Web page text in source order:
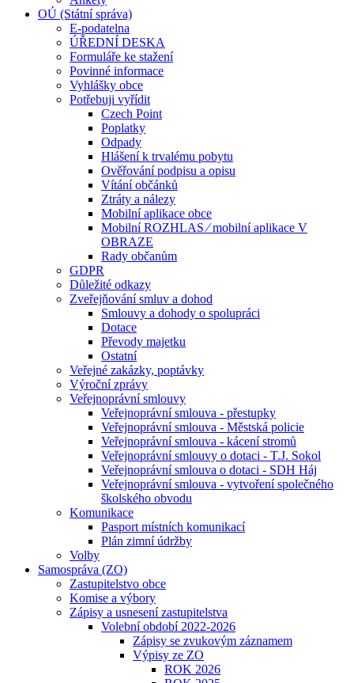
OÚ (Státní správa)
E-podatelna
ÚŘEDNÍ DESKA
Formuláře ke stažení
Povinné informace
Vyhlášky obce
Potřebuji vyřídit
Czech Point
Poplatky
Odpady
Hlášení k trvalému pobytu
Ověřování podpisu a opisu
Vítání občánků
Ztráty a nálezy
Mobilní aplikace obce
Mobilní ROZHLAS ⁄ mobilní aplikace V
OBRAZE
Rady občanům
GDPR
Důležité odkazy
Zveřejňování smluv a dohod
Smlouvy a dohody o spolupráci
Dotace
Převody majetku
Ostatní
Veřejné zakázky, poptávky
Výroční zprávy
Veřejnoprávní smlouvy
Veřejnoprávní smlouva - přestupky
Veřejnoprávní smlouva - Městská policie
Veřejnoprávní smlouva - kácení stromů
Veřejnoprávní smlouvy o dotaci - T.J. Sokol
Veřejnoprávní smlouva o dotaci - SDH Háj
Veřejnoprávní smlouva - vytvoření společného
školského obvodu
Komunikace
Pasport místních komunikací
Plán zimní údržby
Volby
Samospráva (ZO)
Zastupitelstvo obce
Komise a výbory
Zápisy a usnesení zastupitelstva
Volební období 2022-2026
Zápisy se zvukovým záznamem
Výpisy ze ZO
ROK 2026